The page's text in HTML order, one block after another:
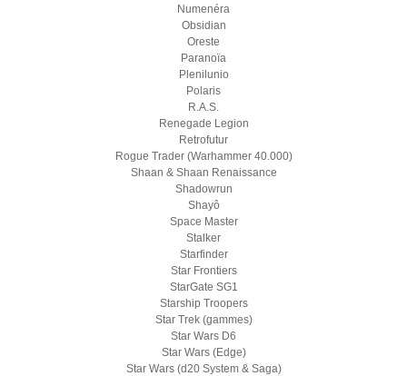
Numenéra
Obsidian
Oreste
Paranoïa
Plenilunio
Polaris
R.A.S.
Renegade Legion
Retrofutur
Rogue Trader (Warhammer 40.000)
Shaan & Shaan Renaissance
Shadowrun
Shayô
Space Master
Stalker
Starfinder
Star Frontiers
StarGate SG1
Starship Troopers
Star Trek (gammes)
Star Wars D6
Star Wars (Edge)
Star Wars (d20 System & Saga)